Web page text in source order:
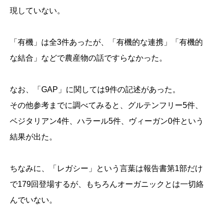
現していない。
「有機」は全3件あったが、「有機的な連携」「有機的
な結合」などで農産物の話ですらなかった。
なお、「GAP」に関しては9件の記述があった。
その他参考までに調べてみると、グルテンフリー5件、
ベジタリアン4件、ハラール5件、ヴィーガン0件という
結果が出た。
ちなみに、「レガシー」という言葉は報告書第1部だけ
で179回登場するが、もちろんオーガニックとは一切絡
んでいない。